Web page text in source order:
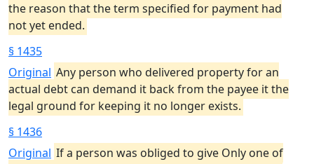
the reason that the term specified for payment had
not yet ended.
§ 1435
Original Any person who delivered property for an
actual debt can demand it back from the payee it the
legal ground for keeping it no longer exists.
§ 1436
Original If a person was obliged to give Only one of